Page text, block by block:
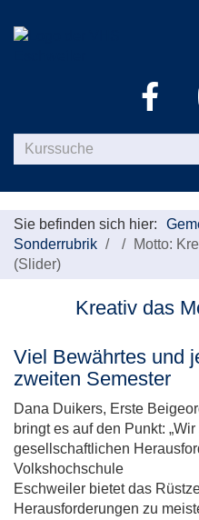
Sie befinden sich hier:
Sonderrubrik
Motto:
(Slider)
Kreativ das
Viel Bewährtes und
zweiten Semester
Dana Duikers, Erste
bringt es auf den Punkt:
gesellschaftlichen
Volkshochschule
Eschweiler bietet das
Herausforderungen zu